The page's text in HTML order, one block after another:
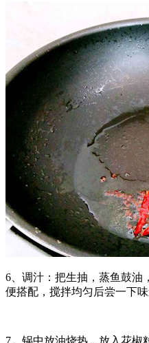
6、调汁：把生抽，蒸鱼鼓油
便搭配，搅拌均匀后尝一下味
7、锅中放油烧热，放入花椒